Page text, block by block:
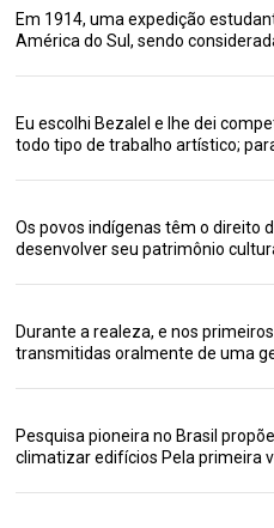
Em 1914, uma expedição
América do Sul, sendo
Eu escolhi Bezalel e lhe dei
todo tipo de trabalho artístico;
Os povos indígenas têm o direito
desenvolver seu patrimônio
Durante a realeza, e nos
transmitidas oralmente de uma
Pesquisa pioneira no Brasil
climatizar edifícios Pela primeira